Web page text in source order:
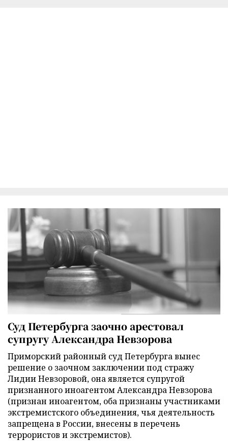
Суд Петербурга заочно арестовал
супругу Александра Невзорова
Приморский районный суд Петербурга вынес
решение о заочном заключении под стражу
Лидии Невзоровой, она является супругой
признанного иноагентом Александра Невзорова
(признан иноагентом, оба признаны участниками
экстремистского объединения, чья деятельность
запрещена в России, внесены в перечень
террористов и экстремистов).